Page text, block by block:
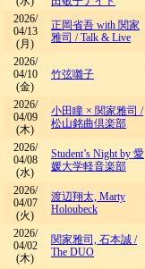
2026/
04/13
(月)
正岡省吾 with 関家
雅司 /Talk & Live
2026/
04/10
(金)
竹弦囃子
2026/
04/09
(木)
小田瞳 × 関家雅司 /
松山銘曲倶楽部
2026/
04/08
(水)
Student’s Night by 愛
媛大学軽音楽部
2026/
04/07
(火)
渡辺翔太, Marty
Holoubeck
2026/
04/02
(木)
関家雅司, 石本誠 /
The DUO